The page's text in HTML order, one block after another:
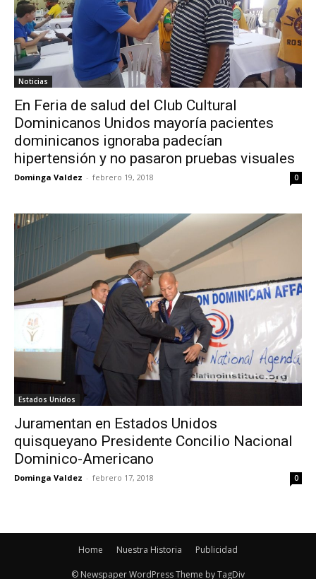
Noticias
En Feria de salud del Club Cultural
Dominicanos Unidos mayoría pacientes
dominicanos ignoraba padecían
hipertensión y no pasaron pruebas visuales
Dominga Valdez - febrero 19, 2018 0
Estados Unidos
Juramentan en Estados Unidos
quisqueyano Presidente Concilio Nacional
Dominico-Americano
Dominga Valdez - febrero 17, 2018 0
Home Nuestra Historia Publicidad
© Newspaper WordPress Theme by TagDiv